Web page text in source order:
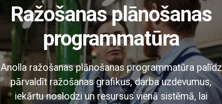
Ražošanas plānošanas
programmatūra
Anolla ražošanas plānošanas programmatūra palīdz
pārvaldīt ražošanas grafikus, darba uzdevumus,
iekārtu noslodzi un resursus vienā sistēmā, lai